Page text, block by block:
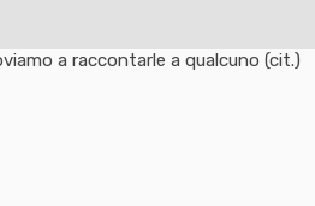
a raccontarle a qualcuno (cit.)